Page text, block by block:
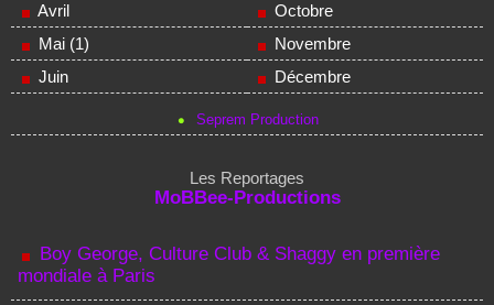
Avril
Mai (1)
Juin
Octobre
Novembre
Décembre
Seprem Production
Les Reportages
MoBBee-Productions
Boy George, Culture Club & Shaggy en première
mondiale à Paris